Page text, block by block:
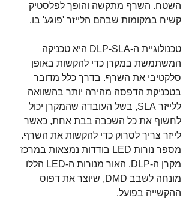
השטח. השרף מתקשה והופך לפלסטיק
קשיח במקומות שבהם הלייזר 'פוגע' בו.
טכנולוגיית ה-DLP-SLA היא טכניקה
המשתמשת במקרן כדי להקשות באופן
סלקטיבי את השרף. בדרך כלל מדובר
בטכניקת הדפסה מהירה יותר בהשוואה
ללייזר SLA, בשל העובדה שהמקרן יכול
לחשוף את כל השכבה בבת אחת, כאשר
לייזר צריך לסרוק כדי להקשות את השרף.
מספר נורות LED בודדות נמצאות במרכז
מקרן ה-DLP. האור מנורות ה-LED הללו
מונחה לשבב DMD, שיוצר את דפוס
ההקשייה בפועל.